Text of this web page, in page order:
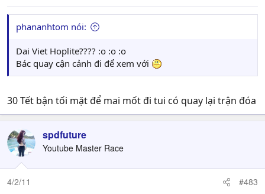
phananhtom nói:
Dai Viet Hoplite???? :o :o :o
Bác quay cận cảnh đi để xem với
30 Tết bận tối mặt để mai mốt đi tui có quay lại trận đóa
spdfuture
Youtube Master Race
4/2/11 #483